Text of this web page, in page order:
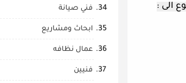
الى :
فني صيانة
ابحاث ومشاريع
عمال نظافه
فنيين